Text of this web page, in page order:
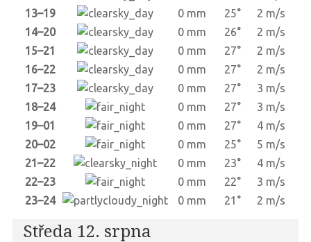
13–19
0 mm 25°
2 m/s
14–20
0 mm 26°
2 m/s
15–21
0 mm 27°
2 m/s
16–22
0 mm 27°
2 m/s
17–23
0 mm 27°
3 m/s
18–24
0 mm 27°
3 m/s
19–01
0 mm 27°
4 m/s
20–02
0 mm 25°
5 m/s
21–22
0 mm 23°
4 m/s
22–23
0 mm 22°
3 m/s
23–24
0 mm 21° 2 m/s
Středa 12. srpna